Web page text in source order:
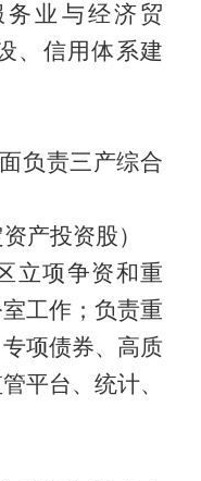
务业与经济贸
、信用体系建
负责三产综合
产投资股）
立项争资和重
工作；负责重
项债券、高质
平台、统计、